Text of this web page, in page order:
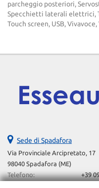
parcheggio posteriori,
Specchietti laterali elettrici,
Touch screen, USB,
Sede di Spadafora
Via Provinciale Arcipretato, 17
98040 Spadafora (ME)
Telefono:
+39